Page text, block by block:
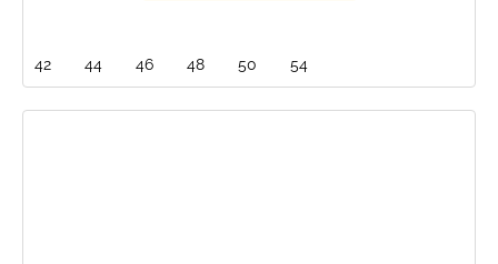
42 44 46 48 50 54